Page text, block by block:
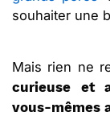
souhaiter une
Mais rien ne
curieuse et
vous-mêmes